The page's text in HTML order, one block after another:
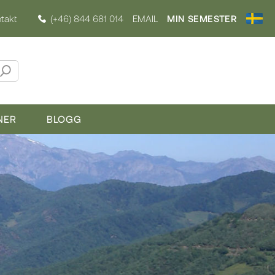
(+46) 844 681 014 EMAIL MIN SEMESTER
BLOGG